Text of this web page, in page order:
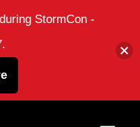
StormCon -